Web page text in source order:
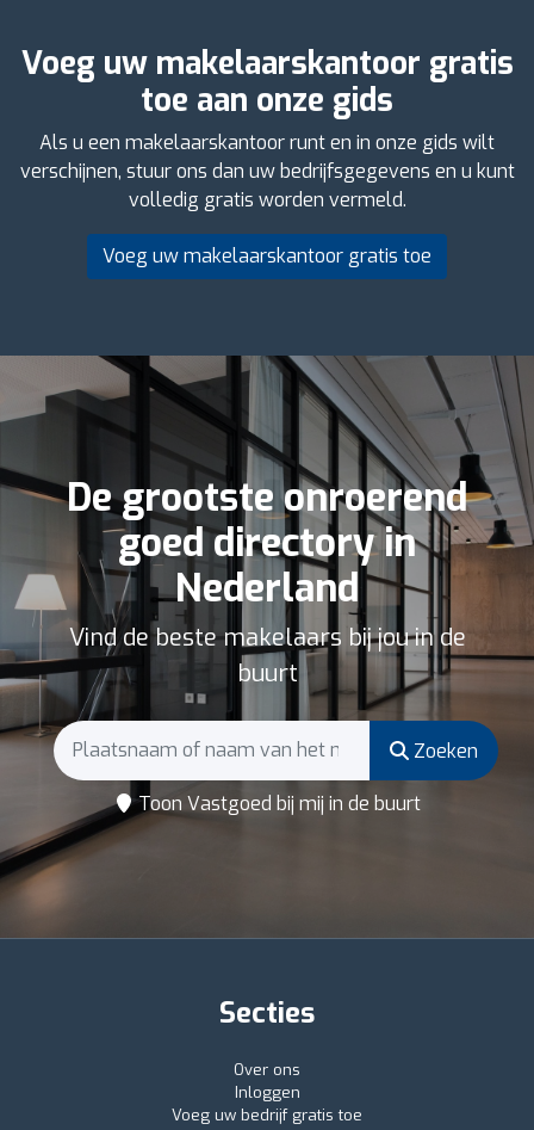
Voeg uw makelaarskantoor gratis
toe aan onze gids
Als u een makelaarskantoor runt en in onze gids wilt
verschijnen, stuur ons dan uw bedrijfsgegevens en u kunt
volledig gratis worden vermeld.
Voeg uw makelaarskantoor gratis toe
De grootste onroerend
goed directory in
Nederland
Vind de beste makelaars bij jou in de
buurt
Zoeken
Toon Vastgoed bij mij in de buurt
Secties
Over ons
Inloggen
Voeg uw bedrijf gratis toe